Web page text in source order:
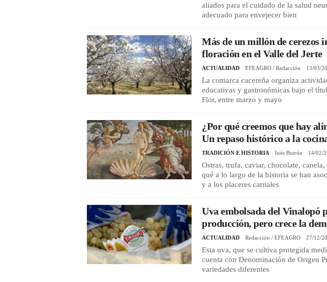
aliados para el cuidado de la salud
adecuado para envejecer bien
Más de un millón de cerezos
floración en el Valle del Jerte
ACTUALIDAD EFEAGRO / Redacción 13/03/
La comarca cacereña organiza
educativas y gastronómicas bajo el
Flor, entre marzo y mayo
¿Por qué creemos que hay
Un repaso histórico a la
TRADICIÓN E HISTORIA Inés Butrón 14/02/
Ostras, trufa, caviar, chocolate,
qué a lo largo de la historia se han
y a los placeres carnales
Uva embolsada del Vinalopó
producción, pero crece la
ACTUALIDAD Redacción / EFEAGRO 27/12/
Esta uva, que se cultiva protegida
cuenta con Denominación de Origen
variedades diferentes